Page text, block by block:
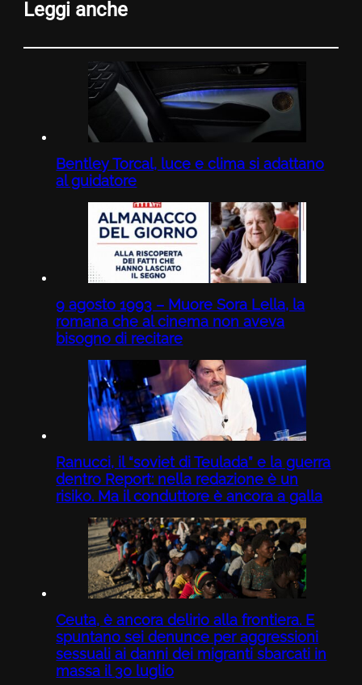
Leggi anche
Bentley Torcal, luce e clima si adattano
al guidatore
9 agosto 1993 – Muore Sora Lella, la
romana che al cinema non aveva
bisogno di recitare
Ranucci, il “soviet di Teulada” e la guerra
dentro Report: nella redazione è un
risiko. Ma il conduttore è ancora a galla
Ceuta, è ancora delirio alla frontiera. E
spuntano sei denunce per aggressioni
sessuali ai danni dei migranti sbarcati in
massa il 30 luglio